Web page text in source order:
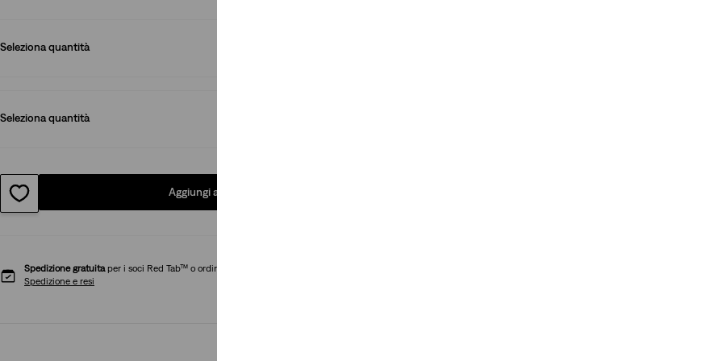
Seleziona quantità
Seleziona quantità
Aggiungi al carrello
Spedizione gratuitaper i soci Red Tab™ o ordini superiori a CHF 85
Spedizione e resi